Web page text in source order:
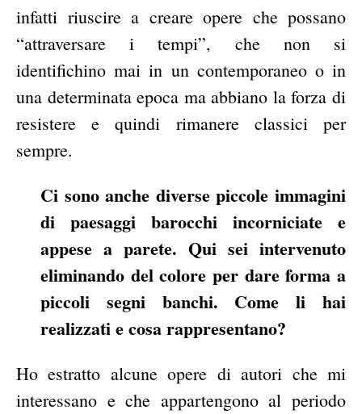
infatti riuscire a creare opere che possano
“attraversare i tempi”, che non si
identifichino mai in un contemporaneo o in
una determinata epoca ma abbiano la forza di
resistere e quindi rimanere classici per
sempre.
Ci sono anche diverse piccole immagini
di paesaggi barocchi incorniciate e
appese a parete. Qui sei intervenuto
eliminando del colore per dare forma a
piccoli segni banchi. Come li hai
realizzati e cosa rappresentano?
Ho estratto alcune opere di autori che mi
interessano e che appartengono al periodo